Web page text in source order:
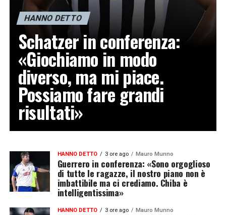
HANNO DETTO
Schatzer in conferenza:
«Giochiamo in modo
diverso, ma mi piace.
Possiamo fare grandi
risultati»
HANNO DETTO 3 ore ago Mauro Munno
Guerrero in conferenza: «Sono orgoglioso
di tutte le ragazze, il nostro piano non è
imbattibile ma ci crediamo. Chiba è
intelligentissima»
HANNO DETTO 3 ore ago Mauro Munno